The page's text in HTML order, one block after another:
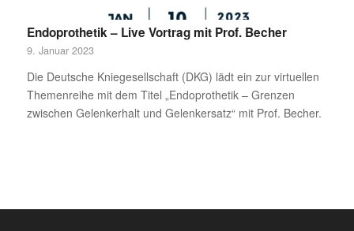
Endoprothetik – Live Vortrag mit Prof. Becher
9. Januar 2023
Die Deutsche Kniegesellschaft (DKG) lädt ein zur virtuellen
Themenreihe mit dem Titel „Endoprothetik – Grenzen
zwischen Gelenkerhalt und Gelenkersatz“ mit Prof. Becher.